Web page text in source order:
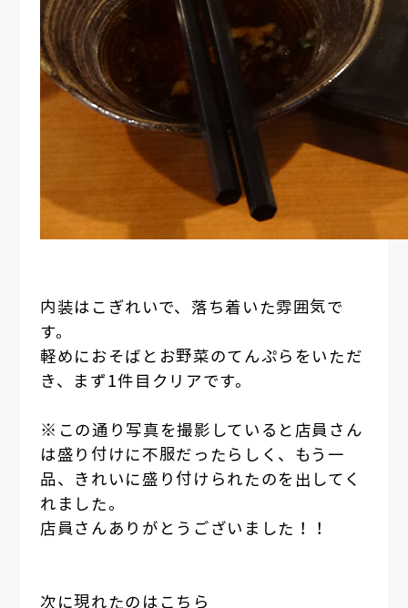
内装はこぎれいで、落ち着いた雰囲気で
す。
軽めにおそばとお野菜のてんぷらをいただ
き、まず1件目クリアです。
※この通り写真を撮影していると店員さん
は盛り付けに不服だったらしく、もう一
品、きれいに盛り付けられたのを出してく
れました。
店員さんありがとうございました！！
次に現れたのはこちら